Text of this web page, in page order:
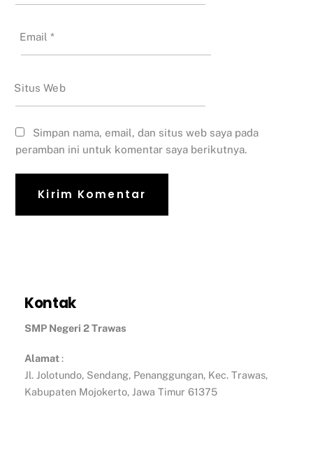
Email*
Situs Web
Simpan nama, email, dan situs web saya pada
peramban ini untuk komentar saya berikutnya.
Kontak
SMP Negeri 2 Trawas
Alamat:
Jl. Jolotundo, Sendang, Penanggungan, Kec. Trawas,
Kabupaten Mojokerto, Jawa Timur 61375